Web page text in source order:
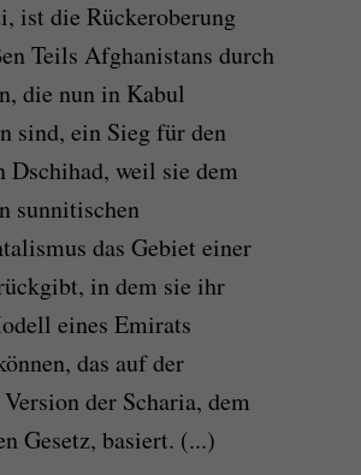
ist die Rückeroberung
Teils Afghanistans durch
die nun in Kabul
sind, ein Sieg für den
Dschihad, weil sie dem
sunnitischen
das Gebiet einer
in dem sie ihr
eines Emirats
das auf der
der Scharia, dem
Gesetz, basiert. (...)